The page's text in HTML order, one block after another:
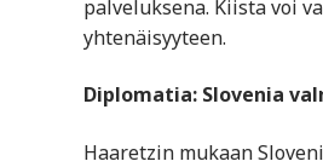
palveluksena. Kiista voi
yhtenäisyyteen.
Diplomatia: Slovenia
Haaretzin mukaan